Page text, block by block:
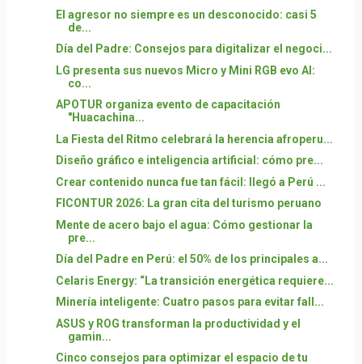
El agresor no siempre es un desconocido: casi 5
de...
Día del Padre: Consejos para digitalizar el negoci...
LG presenta sus nuevos Micro y Mini RGB evo AI:
co...
APOTUR organiza evento de capacitación
"Huacachina...
La Fiesta del Ritmo celebrará la herencia afroperu...
Diseño gráfico e inteligencia artificial: cómo pre...
Crear contenido nunca fue tan fácil: llegó a Perú ...
FICONTUR 2026: La gran cita del turismo peruano
Mente de acero bajo el agua: Cómo gestionar la
pre...
Día del Padre en Perú: el 50% de los principales a...
Celaris Energy: “La transición energética requiere...
Minería inteligente: Cuatro pasos para evitar fall...
ASUS y ROG transforman la productividad y el
gamin...
Cinco consejos para optimizar el espacio de tu